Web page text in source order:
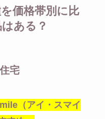
価格帯別に比
ある？
宅
（アイ・スマイ